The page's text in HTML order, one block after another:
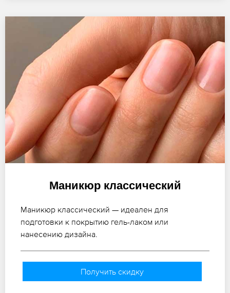
Маникюр классический
Маникюр классический — идеален для
подготовки к покрытию гель-лаком или
нанесению дизайна.
Получить скидку